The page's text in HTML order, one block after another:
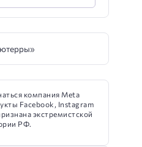
компания Meta
Facebook, Instagram
экстремистской
РФ.